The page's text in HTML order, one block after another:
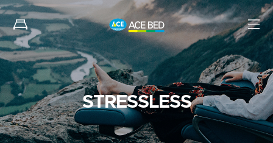
STRESSLESS